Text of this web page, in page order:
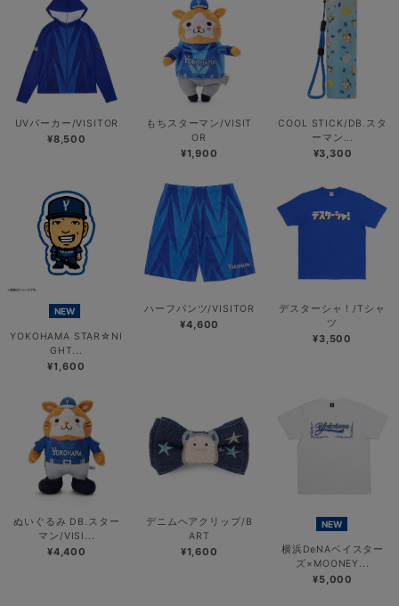
UVパーカー/VISITOR
¥8,500
もちスターマン/VISIT
OR
¥1,900
COOL STICK/DB.スタ
ーマン...
¥3,300
NEW
YOKOHAMA STAR☆NI
GHT...
¥1,600
ハーフパンツ/VISITOR
¥4,600
デスターシャ！/Tシャ
ツ
¥3,500
ぬいぐるみ DB.スター
マン/VISI...
¥4,400
デニムヘアクリップ/B
ART
¥1,600
NEW
横浜DeNAベイスター
ズ×MOONEY...
¥5,000